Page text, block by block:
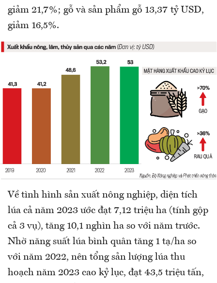
giảm 21,7%; gỗ và sản phẩm gỗ 13,37 tỷ USD,
giảm 16,5%.
Về tình hình sản xuất nông nghiệp, diện tích
lúa cả năm 2023 ước đạt 7,12 triệu ha (tính gộp
cả 3 vụ), tăng 10,1 nghìn ha so với năm trước.
Nhờ năng suất lúa bình quân tăng 1 tạ/ha so
với năm 2022, nên tổng sản lượng lúa thu
hoạch năm 2023 cao kỷ lục, đạt 43,5 triệu tấn,